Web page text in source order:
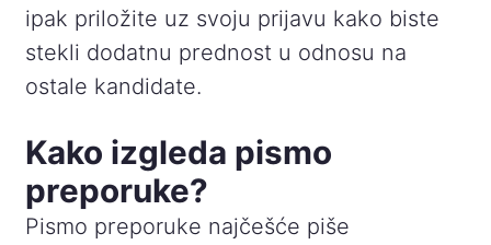
ipak priložite uz svoju prijavu kako biste
stekli dodatnu prednost u odnosu na
ostale kandidate.
Kako izgleda pismo
preporuke?
Pismo preporuke najčešće piše